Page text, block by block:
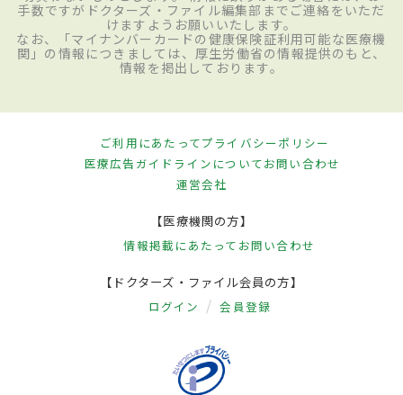
手数ですがドクターズ・ファイル編集部までご連絡をいただ
けますようお願いいたします。
なお、「マイナンバーカードの健康保険証利用可能な医療機
関」の情報につきましては、厚生労働省の情報提供のもと、
情報を掲出しております。
ご利用にあたってプライバシーポリシー
医療広告ガイドラインについてお問い合わせ
運営会社
【医療機関の方】
情報掲載にあたって お問い合わせ
【ドクターズ・ファイル会員の方】
ログイン 会員登録